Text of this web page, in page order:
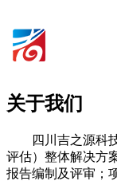
关于我们
四川吉之源科
评估）整体解决方
报告编制及评审；